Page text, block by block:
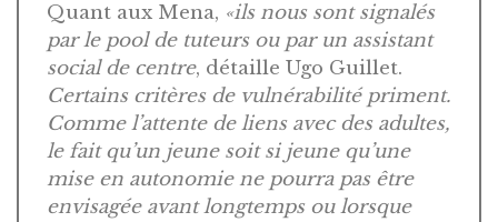
Quant aux Mena, «ils nous sont signalés
par le pool de tuteurs ou par un assistant
social de centre, détaille Ugo Guillet.
Certains critères de vulnérabilité priment.
Comme l’attente de liens avec des adultes,
le fait qu’un jeune soit si jeune qu’une
mise en autonomie ne pourra pas être
envisagée avant longtemps ou lorsque